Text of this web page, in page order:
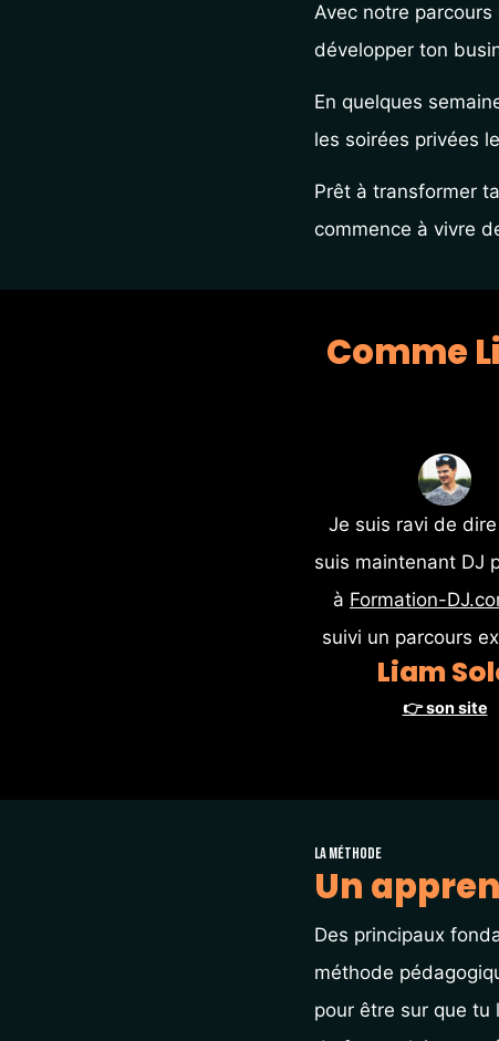
Avec notre
développer ton
En quelques
les soirées privées
Prêt à transformer
commence à vivre
Comme
Liam
👉 son site
Je suis ravi de
suis maintenant DJ
à Formation-
suivi un parcours
La méthode
Un
Des principaux
méthode
pour être sur que tu